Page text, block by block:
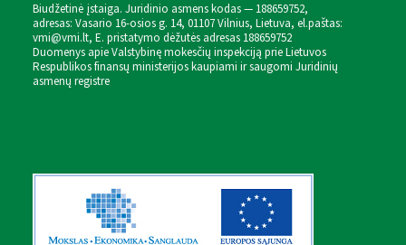
Biudžetinė įstaiga. Juridinio asmens kodas — 188659752,
adresas: Vasario 16-osios g. 14, 01107 Vilnius, Lietuva, el.paštas:
vmi@vmi.lt, E. pristatymo dėžutės adresas 188659752
Duomenys apie Valstybinę mokesčių inspekciją prie Lietuvos
Respublikos finansų ministerijos kaupiami ir saugomi Juridinių
asmenų registre